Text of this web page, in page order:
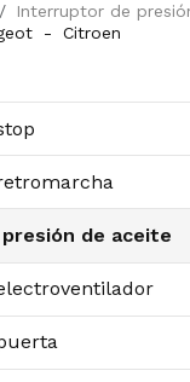
Interruptor de
- Citroen
de aceite